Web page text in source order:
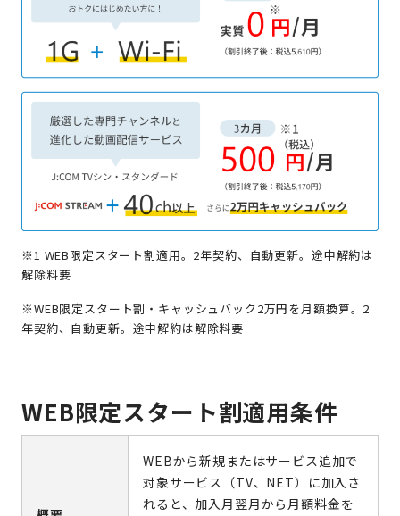
※1 WEB限定スタート割適用。2年契約、自動更新。途中解約は
解除料要
※WEB限定スタート割・キャッシュバック2万円を月額換算。2
年契約、自動更新。途中解約は解除料要
WEB限定スタート割適用条件
WEBから新規またはサービス追加で
対象サービス（TV、NET）に加入さ
れると、加入月翌月から月額料金を